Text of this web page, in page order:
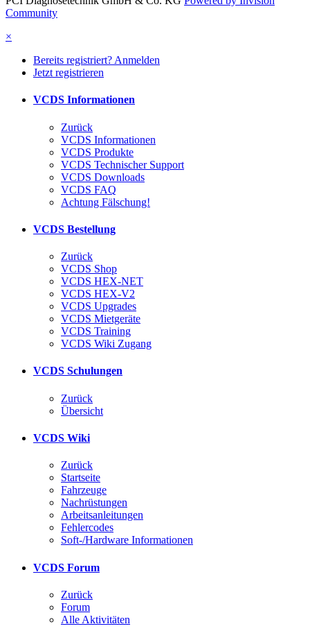
Community
×
Bereits registriert? Anmelden
Jetzt registrieren
VCDS Informationen
Zurück
VCDS Informationen
VCDS Produkte
VCDS Technischer Support
VCDS Downloads
VCDS FAQ
Achtung Fälschung!
VCDS Bestellung
Zurück
VCDS Shop
VCDS HEX-NET
VCDS HEX-V2
VCDS Upgrades
VCDS Mietgeräte
VCDS Training
VCDS Wiki Zugang
VCDS Schulungen
Zurück
Übersicht
VCDS Wiki
Zurück
Startseite
Fahrzeuge
Nachrüstungen
Arbeitsanleitungen
Fehlercodes
Soft-/Hardware Informationen
VCDS Forum
Zurück
Forum
Alle Aktivitäten